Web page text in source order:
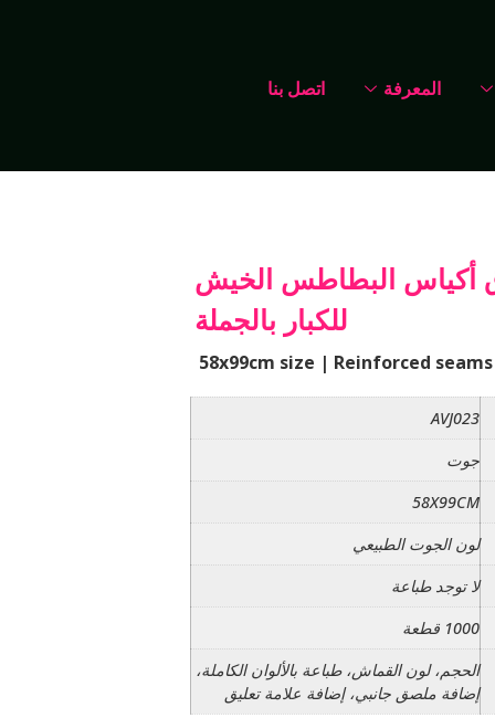
المعرفة اتصل بنا
أكياس البطاطس الخيش
للكبار بالجملة
58x99cm size | Reinforced
AVJ023
جوت
58X99CM
لون الجوت الطبيعي
لا توجد طباعة
1000 قطعة
الحجم، لون القماش، طباعة بالألوان الكاملة،
إضافة ملصق جانبي، إضافة علامة تعليق